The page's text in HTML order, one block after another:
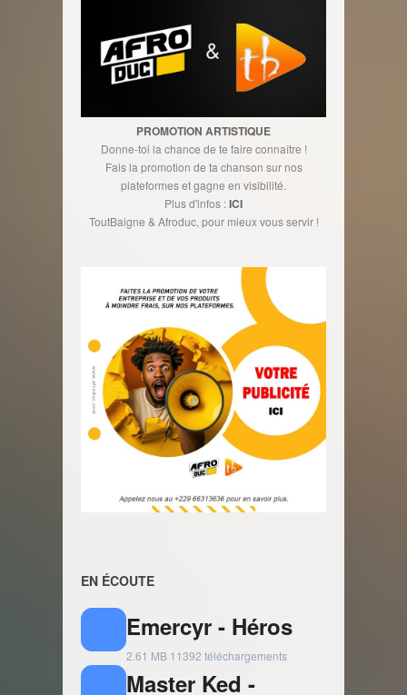
PROMOTION ARTISTIQUE
Donne-toi la chance de te faire connaître !
Fais la promotion de ta chanson sur nos
plateformes et gagne en visibilité.
Plus d'infos :ICI
ToutBaigne & Afroduc, pour mieux vous servir !
EN ÉCOUTE
Emercyr - Héros
2.61 MB 11392 téléchargements
Master Ked -